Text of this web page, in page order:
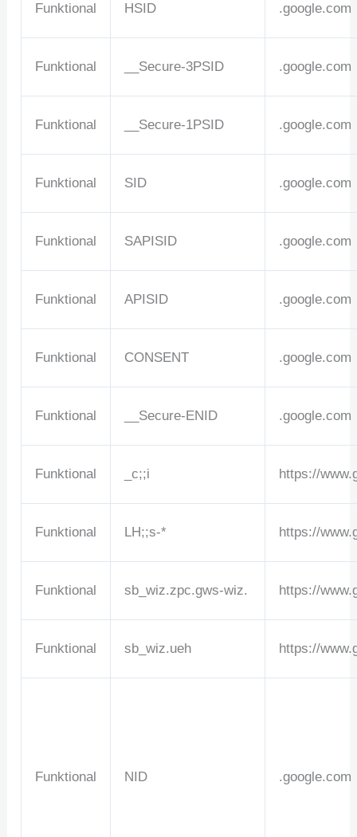
Funktional HSID .google.com
Funktional __Secure-3PSID .google.com
Funktional __Secure-1PSID .google.com
Funktional SID .google.com
Funktional SAPISID .google.com
Funktional APISID .google.com
Funktional CONSENT .google.com
Funktional __Secure-ENID .google.com
Funktional _c;;i https://
Funktional LH;;s-* https://
Funktional sb_wiz.zpc.gws-wiz. https://
Funktional sb_wiz.ueh https://
Funktional NID .google.com